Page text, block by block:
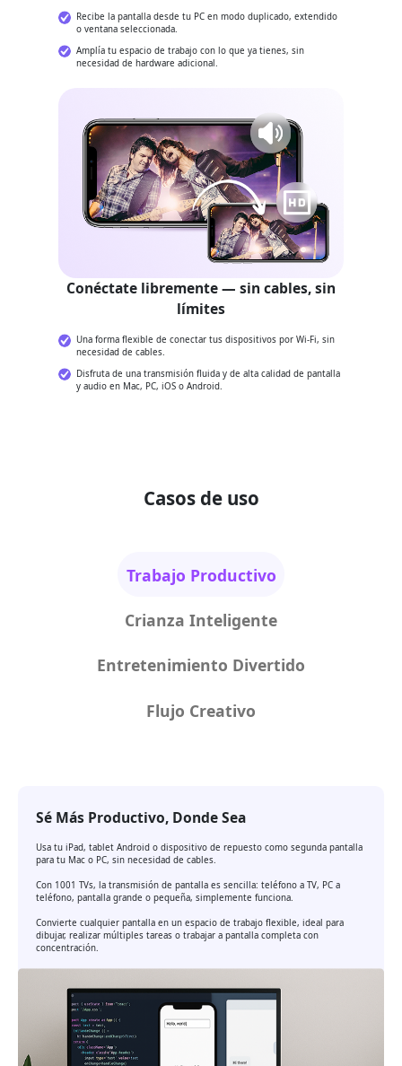
Recibe la pantalla desde tu PC en modo duplicado, extendido
o ventana seleccionada.
Amplía tu espacio de trabajo con lo que ya tienes, sin
necesidad de hardware adicional.
Conéctate libremente — sin cables, sin
límites
Una forma flexible de conectar tus dispositivos por Wi-Fi, sin
necesidad de cables.
Disfruta de una transmisión fluida y de alta calidad de pantalla
y audio en Mac, PC, iOS o Android.
Casos de uso
Trabajo Productivo
Crianza Inteligente
Entretenimiento Divertido
Flujo Creativo
Sé Más Productivo, Donde Sea
Usa tu iPad, tablet Android o dispositivo de repuesto como segunda pantalla
para tu Mac o PC, sin necesidad de cables.
Con 1001 TVs, la transmisión de pantalla es sencilla: teléfono a TV, PC a
teléfono, pantalla grande o pequeña, simplemente funciona.
Convierte cualquier pantalla en un espacio de trabajo flexible, ideal para
dibujar, realizar múltiples tareas o trabajar a pantalla completa con
concentración.